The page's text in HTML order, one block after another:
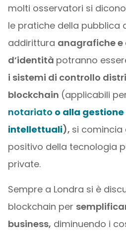
molti osservatori si
le pratiche della pubblica
addirittura anagrafiche
d’identità potranno
i sistemi di controllo
blockchain (applicabili
notariato o alla
intellettuali), si comincia
positivo della tecnologia
private.
Sempre a Londra si è
blockchain per
business, diminuendo i